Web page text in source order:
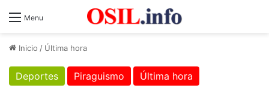
Menu
Inicio / Última hora
Deportes Piraguismo Última hora